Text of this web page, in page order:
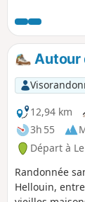
Autour
12,94 km
3h 55
Départ à
Randonnée
Hellouin,